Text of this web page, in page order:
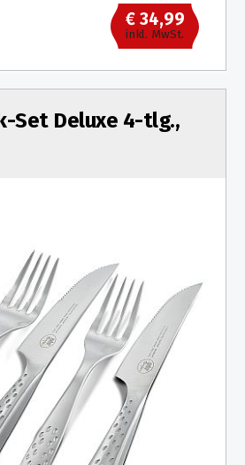
€ 34,99
inkl. MwSt.
Set Deluxe 4-tlg.,